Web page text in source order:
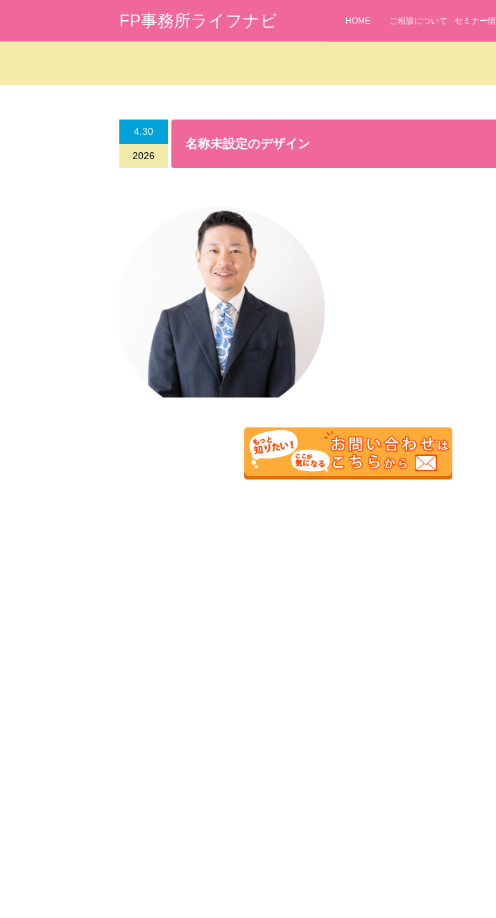
FP事務所ライフナビ HOME ご相談について セミナー
/home/lifenavi2024/
4.30
2026
名称未設定のデザイン